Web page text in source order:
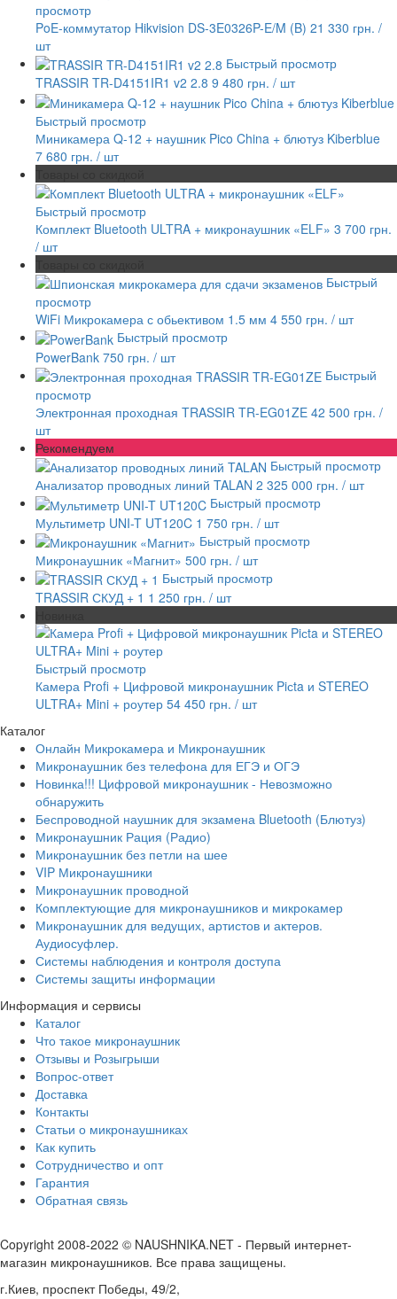
просмотр
PoE-коммутатор Hikvision DS-3E0326P-E/M (B) 21 330 грн. /
шт
Быстрый просмотр
TRASSIR TR-D4151IR1 v2 2.8 9 480 грн. / шт
Быстрый просмотр
Миникамера Q-12 + наушник Pico China + блютуз Kiberblue
7 680 грн. / шт
Быстрый просмотр
Комплект Bluetooth ULTRA + микронаушник «ELF» 3 700 грн.
/ шт
Быстрый
просмотр
WiFi Микрокамера с обьективом 1.5 мм 4 550 грн. / шт
Быстрый просмотр
PowerBank 750 грн. / шт
Быстрый
просмотр
Электронная проходная TRASSIR TR-EG01ZE 42 500 грн. /
шт
Рекомендуем
Быстрый просмотр
Анализатор проводных линий TALAN 2 325 000 грн. / шт
Быстрый просмотр
Мультиметр UNI-T UT120C 1 750 грн. / шт
Быстрый просмотр
Микронаушник «Магнит» 500 грн. / шт
Быстрый просмотр
TRASSIR СКУД + 1 1 250 грн. / шт
Быстрый просмотр
Камера Profi + Цифровой микронаушник Piсta и STEREO
ULTRA+ Mini + роутер 54 450 грн. / шт
Каталог
Онлайн Микрокамера и Микронаушник
Микронаушник без телефона для ЕГЭ и ОГЭ
Новинка!!! Цифровой микронаушник - Невозможно
обнаружить
Беспроводной наушник для экзамена Bluetooth (Блютуз)
Микронаушник Рация (Радио)
Микронаушник без петли на шее
VIP Микронаушники
Микронаушник проводной
Комплектующие для микронаушников и микрокамер
Микронаушник для ведущих, артистов и актеров.
Аудиосуфлер.
Системы наблюдения и контроля доступа
Системы защиты информации
Информация и сервисы
Каталог
Что такое микронаушник
Отзывы и Розыгрыши
Вопрос-ответ
Доставка
Контакты
Статьи о микронаушниках
Как купить
Сотрудничество и опт
Гарантия
Обратная связь
Copyright 2008-2022 © NAUSHNIKA.NET - Первый интернет-
магазин микронаушников. Все права защищены.
г.Киев, проспект Победы, 49/2,